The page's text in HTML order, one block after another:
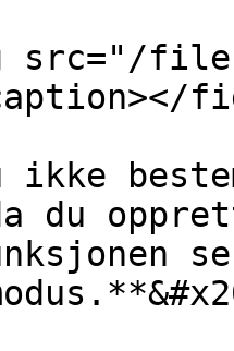
src="/files/
ikke
du